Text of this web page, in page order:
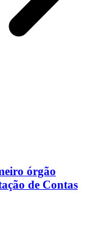
órgão
de Contas